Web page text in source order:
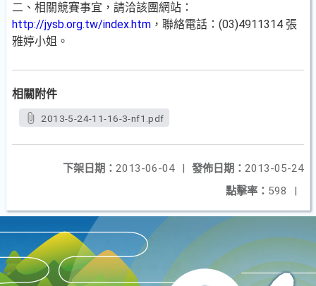
二、相關競賽事宜，請洽該團網站：
http://jysb.org.tw/index.htm ，聯絡電話：(03)4911314 張
雅婷小姐。
相關附件
2013-5-24-11-16-3-nf1.pdf
發佈日期： 2013-05-24
下架日期： 2013-06-04
|
點擊率： 598 |